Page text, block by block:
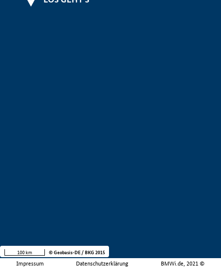
Impressum Datenschutzerklärung BMWi.de, 2021 ©
100 km © Geobasis-DE / BKG 2015